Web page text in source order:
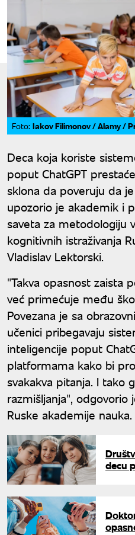
Foto: Iakov Filimonov / Alamy /
Deca koja koriste
poput ChatGPT
sklona da poveruju da
upozorio je akademik i
saveta za metodologiju
kognitivnih istraživanja
Vladislav Lektorski.
"Takva opasnost zaista
već primećuje među
Povezana je sa
učenici pribegavaju
inteligencije poput
platformama kako bi
svakakva pitanja. I tako
razmišljanja",
Ruske akademije nauka.
decu